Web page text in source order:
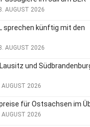
AUGUST 2026
sprechen künftig mit den
AUGUST 2026
und
2026
für Ostsachsen im
2026